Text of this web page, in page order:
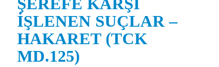
Miras Hukuku
İcra Ve İflas Hukuku
Gayrimenkul hukuku
Ticaret Hukuku
ŞEREFE KARŞI
İŞLENEN SUÇLAR –
HAKARET (TCK
MD.125)